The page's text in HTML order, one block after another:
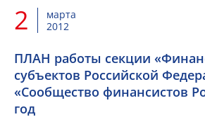
2
марта
2012
ПЛАН работы секции
субъектов Российской
«Сообщество финансистов
год